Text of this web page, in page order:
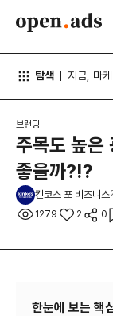
탐색 지금, 마케
브랜딩
주목도 높은
좋을까?⁉️
킨코스 포 비즈니스
1279 2 0
한눈에 보는 핵